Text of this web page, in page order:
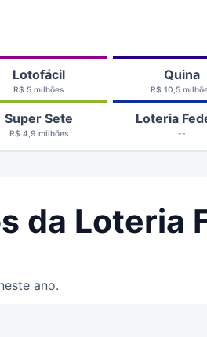
Lotofácil
R$ 5 milhões
Quina
R$ 10,5
Super Sete
R$ 4,9 milhões
Loteria
--
da Loteria
ano.